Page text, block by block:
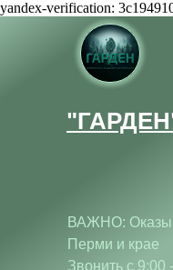
yandex-verification:
ВАЖНО:
Перми и крае
Звонить с 9:00